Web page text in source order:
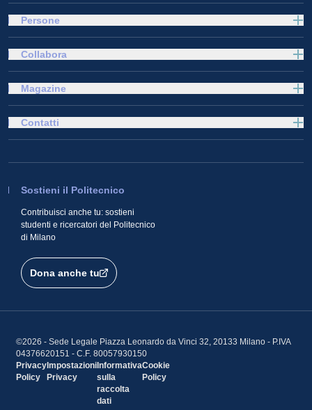
Persone
Collabora
Magazine
Sostieni il Politecnico
Contribuisci anche tu: sostieni
studenti e ricercatori del Politecnico
di Milano
Dona anche tu
Contatti
©2026 - Sede Legale Piazza Leonardo da Vinci 32, 20133 Milano - P.IVA
04376620151 - C.F. 80057930150
Privacy
Policy
Impostazioni
Privacy
Informativa
sulla
raccolta
dati
Cookie
Policy